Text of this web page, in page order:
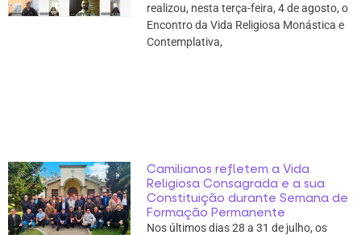
realizou, nesta terça-feira, 4 de agosto, o
Encontro da Vida Religiosa Monástica e
Contemplativa,
Camilianos refletem a Vida
Religiosa Consagrada e a sua
Constituição durante Semana de
Formação Permanente
Nos últimos dias 28 a 31 de julho, os